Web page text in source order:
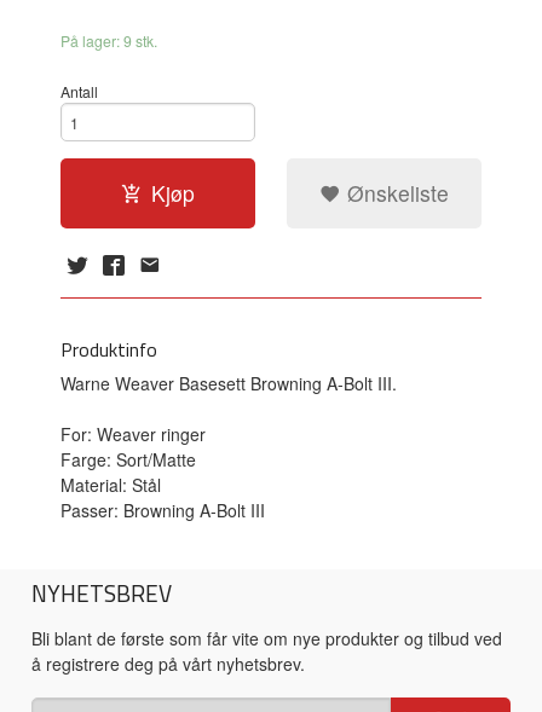
På lager: 9 stk.
Antall
Kjøp Ønskeliste
Produktinfo
Warne Weaver Basesett Browning A-Bolt III.
For: Weaver ringer
Farge: Sort/Matte
Material: Stål
Passer: Browning A-Bolt III
NYHETSBREV
Bli blant de første som får vite om nye produkter og tilbud ved
å registrere deg på vårt nyhetsbrev.